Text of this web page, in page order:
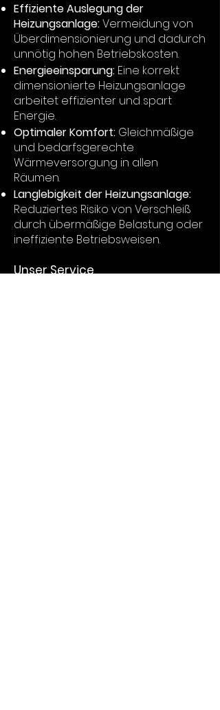
Effiziente Auslegung der
Heizungsanlage:Vermeidung von
Überdimensionierung und dadurch
unnötig hohen Betriebskosten.
Energieeinsparung: Eine korrekt
dimensionierte Heizungsanlage
arbeitet effizienter und spart
Energie.
Optimaler Komfort: Gleichmäßige
und bedarfsgerechte
Wärmeversorgung in allen
Räumen.
Langlebigkeit der Heizungsanlage:
Reduziertes Risiko von Verschleiß
durch übermäßige Belastung oder
ineffiziente Betriebsweisen.
Unser Service